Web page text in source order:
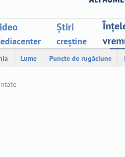
Știri
creștine
Lume Puncte de rugăciune